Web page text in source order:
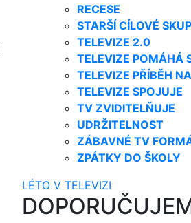
RECESE
STARŠÍ CÍLOVÉ
TELEVIZE 2.0
TELEVIZE POMÁHÁ
TELEVIZE PŘÍBĚH
TELEVIZE SPOJUJE
TV ZVIDITELŇUJE
UDRŽITELNOST
ZÁBAVNÉ TV
ZPÁTKY DO ŠKOLY
LÉTO V TELEVIZI